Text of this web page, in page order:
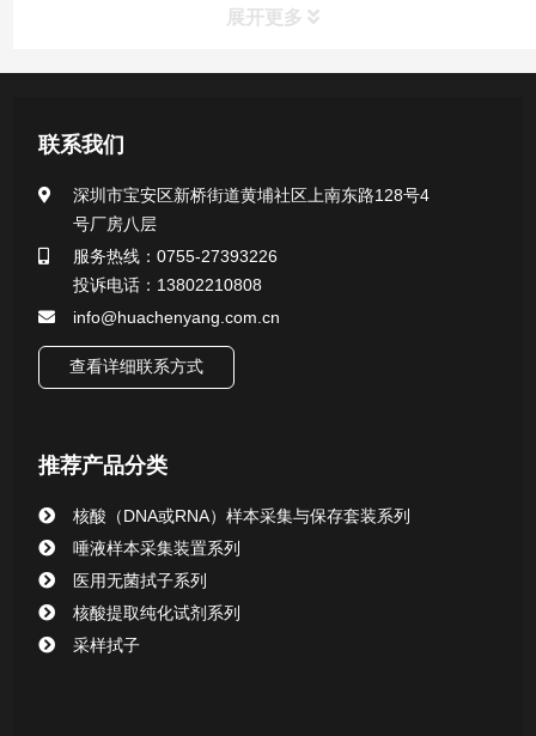
展开更多
行业新闻
联系我们
深圳市宝安区新桥街道黄埔社区上南东路128号4
号厂房八层
服务热线：0755-27393226
投诉电话：13802210808
info@huachenyang.com.cn
查看详细联系方式
推荐产品分类
核酸（DNA或RNA）样本采集与保存套装系列
唾液样本采集装置系列
医用无菌拭子系列
核酸提取纯化试剂系列
采样拭子